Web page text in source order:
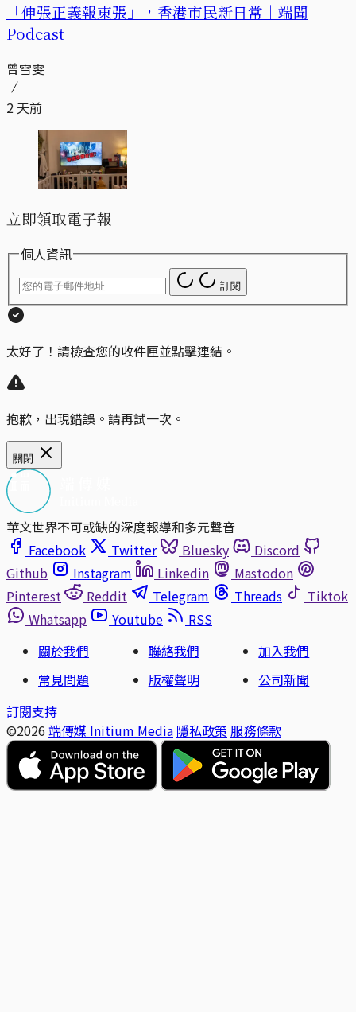
「伸張正義報東張」，香港市民新日常｜端聞
Podcast
曾雪雯
2 天前
立即領取電子報
個人資訊
訂閱
太好了！請檢查您的收件匣並點擊連結。
抱歉，出現錯誤。請再試一次。
關閉
華文世界不可或缺的深度報導和多元聲音
Facebook
Twitter Bluesky
Discord
Github
Instagram Linkedin
Mastodon
Pinterest
Reddit Telegram Threads
Tiktok
Whatsapp
Youtube
RSS
關於我們
聯絡我們
加入我們
常見問題
版權聲明
公司新聞
訂閱支持
©2026 端傳媒 Initium Media 隱私政策 服務條款